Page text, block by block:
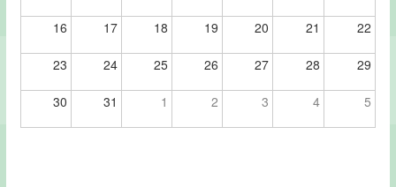
16 17 18 19 20 21 22
23 24 25 26 27 28 29
30 31 1 2 3 4 5